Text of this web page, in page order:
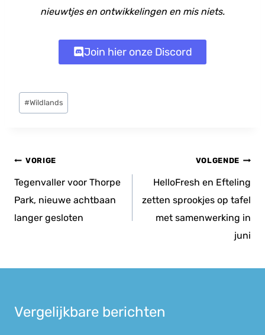
nieuwtjes en ontwikkelingen en mis niets.
Join hier onze Discord
Bericht
tags:
#Wildlands
Bericht
navigatie
VORIGE
Tegenvaller voor Thorpe
Park, nieuwe achtbaan
langer gesloten
VOLGENDE
HelloFresh en Efteling
zetten sprookjes op tafel
met samenwerking in
juni
Vergelijkbare berichten